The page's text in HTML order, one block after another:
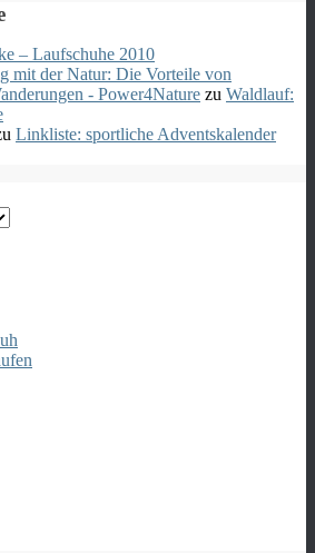
– Laufschuhe 2010
mit der Natur: Die Vorteile von
- Power4Nature zu Waldlauf:
Linkliste: sportliche Adventskalender